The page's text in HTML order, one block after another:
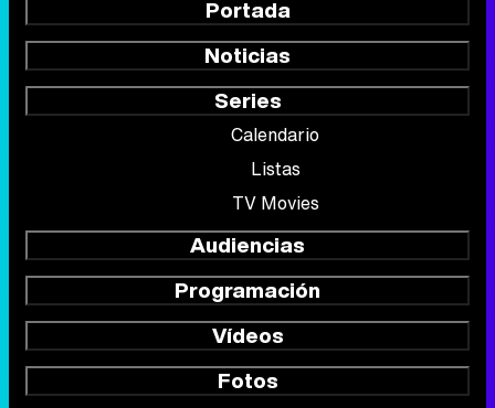
Portada
Noticias
Series
Calendario
Listas
TV Movies
Audiencias
Programación
Vídeos
Fotos